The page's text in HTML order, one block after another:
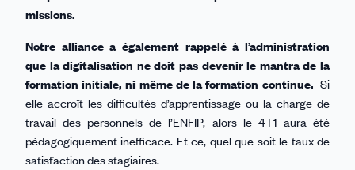
missions.
Notre alliance a également rappelé à l’administration
que la digitalisation ne doit pas devenir le mantra de la
formation initiale, ni même de la formation continue. Si
elle accroît les difficultés d’apprentissage ou la charge de
travail des personnels de l’ENFIP, alors le 4+1 aura été
pédagogiquement inefficace. Et ce, quel que soit le taux de
satisfaction des stagiaires.